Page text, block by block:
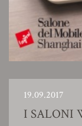
19.09.2017
I SALONI